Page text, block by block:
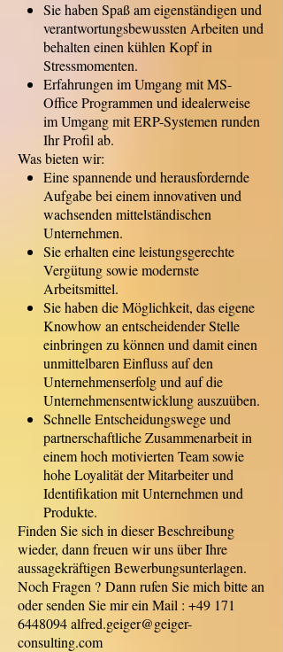
Sie haben Spaß am eigenständigen und
verantwortungsbewussten Arbeiten und
behalten einen kühlen Kopf in
Stressmomenten.
Erfahrungen im Umgang mit MS-
Office Programmen und idealerweise
im Umgang mit ERP-Systemen runden
Ihr Profil ab.
Was bieten wir:
Eine spannende und herausfordernde
Aufgabe bei einem innovativen und
wachsenden mittelständischen
Unternehmen.
Sie erhalten eine leistungsgerechte
Vergütung sowie modernste
Arbeitsmittel.
Sie haben die Möglichkeit, das eigene
Knowhow an entscheidender Stelle
einbringen zu können und damit einen
unmittelbaren Einfluss auf den
Unternehmenserfolg und auf die
Unternehmensentwicklung auszuüben.
Schnelle Entscheidungswege und
partnerschaftliche Zusammenarbeit in
einem hoch motivierten Team sowie
hohe Loyalität der Mitarbeiter und
Identifikation mit Unternehmen und
Produkte.
Finden Sie sich in dieser Beschreibung
wieder, dann freuen wir uns über Ihre
aussagekräftigen Bewerbungsunterlagen.
Noch Fragen ? Dann rufen Sie mich bitte an
oder senden Sie mir ein Mail : +49 171
6448094 alfred.geiger@geiger-
consulting.com